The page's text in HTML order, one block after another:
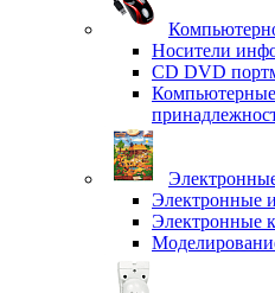
Носители
CD DVD
Компьютерные
Электронные
Электронные